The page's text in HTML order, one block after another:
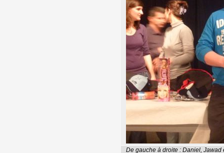
De gauche à droite : Daniel, Jawad